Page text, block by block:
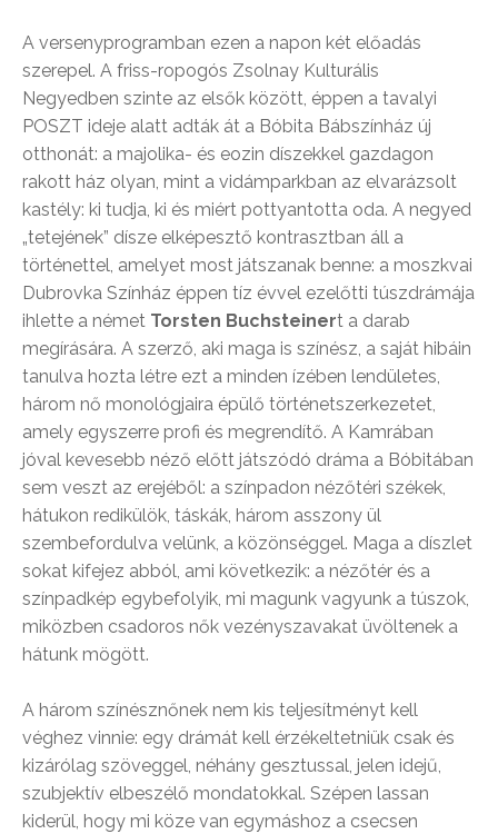
A versenyprogramban ezen a napon két előadás
szerepel. A friss-ropogós Zsolnay Kulturális
Negyedben szinte az elsők között, éppen a tavalyi
POSZT ideje alatt adták át a Bóbita Bábszínház új
otthonát: a majolika- és eozin díszekkel gazdagon
rakott ház olyan, mint a vidámparkban az elvarázsolt
kastély: ki tudja, ki és miért pottyantotta oda. A negyed
„tetejének” dísze elképesztő kontrasztban áll a
történettel, amelyet most játszanak benne: a moszkvai
Dubrovka Színház éppen tíz évvel ezelőtti túszdrámája
ihlette a német Torsten Buchsteinert a darab
megírására. A szerző, aki maga is színész, a saját hibáin
tanulva hozta létre ezt a minden ízében lendületes,
három nő monológjaira épülő történetszerkezetet,
amely egyszerre profi és megrendítő. A Kamrában
jóval kevesebb néző előtt játszódó dráma a Bóbitában
sem veszt az erejéből: a színpadon nézőtéri székek,
hátukon redikülök, táskák, három asszony ül
szembefordulva velünk, a közönséggel. Maga a díszlet
sokat kifejez abból, ami következik: a nézőtér és a
színpadkép egybefolyik, mi magunk vagyunk a túszok,
miközben csadoros nők vezényszavakat üvöltenek a
hátunk mögött.
A három színésznőnek nem kis teljesítményt kell
véghez vinnie: egy drámát kell érzékeltetniük csak és
kizárólag szöveggel, néhány gesztussal, jelen idejű,
szubjektív elbeszélő mondatokkal. Szépen lassan
kiderül, hogy mi köze van egymáshoz a csecsen